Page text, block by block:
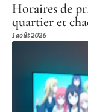
Horaires de
quartier et
1 août 2026